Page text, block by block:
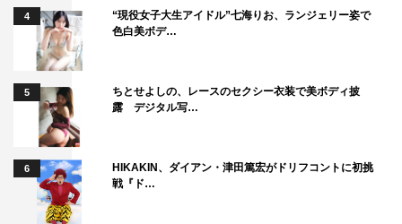
番組情報
『爆上戦隊ブンブンジャー』
テレビ朝日系
毎週日曜 午前
番組公式HP https://www.tv-asahi.co.jp/boonboom/
4
“現役女子大生アイドル”七海りお、ランジェリー姿で
色白美ボデ…
5
ちとせよしの、レースのセクシー衣装で美ボディ披
露 デジタル写…
6
HIKAKIN、ダイアン・津田篤宏がドリフコントに初挑
戦『ド…